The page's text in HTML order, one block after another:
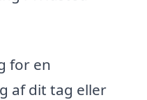
for en
af dit tag eller